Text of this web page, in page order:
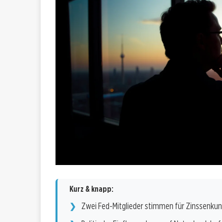
Kurz & knapp:
Zwei Fed-Mitglieder stimmen für